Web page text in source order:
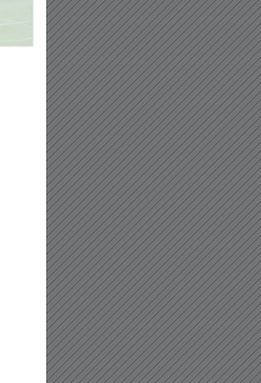
25 Temmuz 2019 Perşembe |